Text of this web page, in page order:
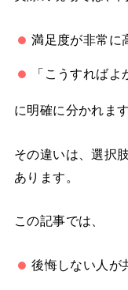
満足度が非常に
「こうすれば
に明確に分かれます
その違いは、選択
あります。
この記事では、
後悔しない人が